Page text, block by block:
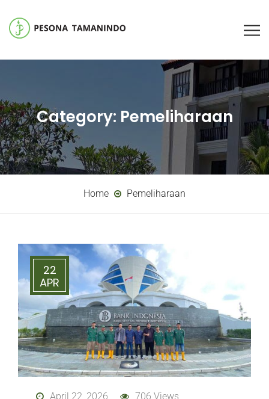
Category: Pemeliharaan
Home Pemeliharaan
22
APR
April 22, 2026 706 Views